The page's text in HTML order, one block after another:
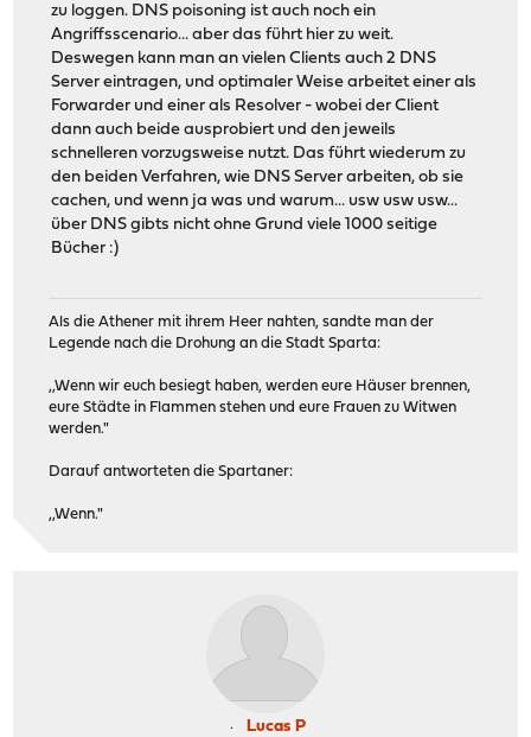
zu loggen. DNS poisoning ist auch noch ein
Angriffsscenario... aber das führt hier zu weit.
Deswegen kann man an vielen Clients auch 2 DNS
Server eintragen, und optimaler Weise arbeitet einer als
Forwarder und einer als Resolver - wobei der Client
dann auch beide ausprobiert und den jeweils
schnelleren vorzugsweise nutzt. Das führt wiederum zu
den beiden Verfahren, wie DNS Server arbeiten, ob sie
cachen, und wenn ja was und warum... usw usw usw...
über DNS gibts nicht ohne Grund viele 1000 seitige
Bücher :)
Als die Athener mit ihrem Heer nahten, sandte man der
Legende nach die Drohung an die Stadt Sparta:
,,Wenn wir euch besiegt haben, werden eure Häuser brennen,
eure Städte in Flammen stehen und eure Frauen zu Witwen
werden."
Darauf antworteten die Spartaner:
,,Wenn."
Lucas P